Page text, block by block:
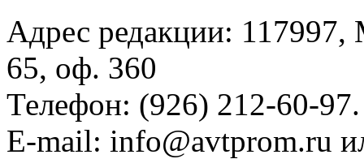
Адрес редакции:
65, оф. 360
Телефон: (926) 212-60-97.
E-mail: info@avtprom.ru